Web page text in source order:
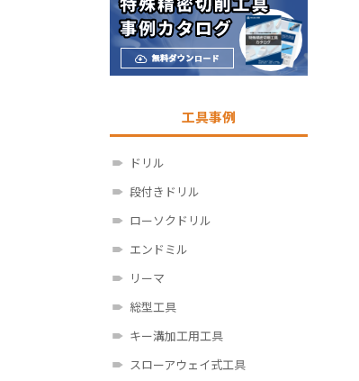
工具事例
ドリル
段付きドリル
ローソクドリル
エンドミル
リーマ
総型工具
キー溝加工用工具
スローアウェイ式工具